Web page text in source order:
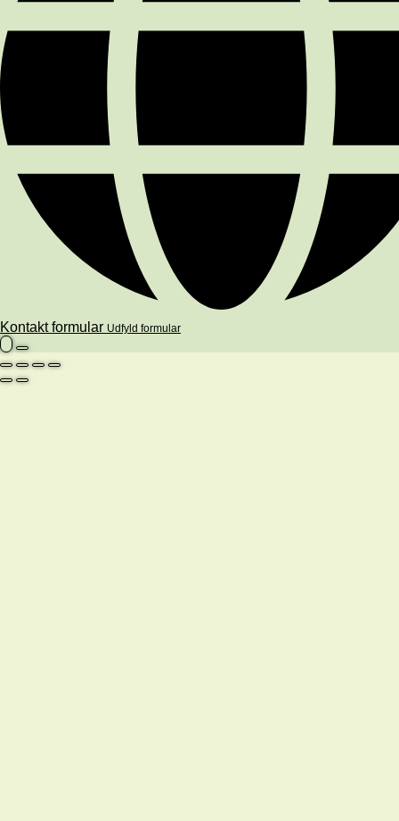
Kontakt formular Udfyld formular